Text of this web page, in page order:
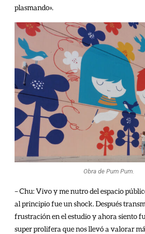
plasmando».
Obra de Pum Pum.
– Chu: Vivo y me nutro del espacio
al principio fue un shock. Después
frustración en el estudio y ahora siento
super prolifera que nos llevó a valorar